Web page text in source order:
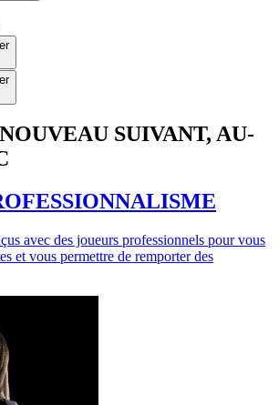
SUIVANT, AU-
avec des joueurs professionnels pour vous
et vous permettre de remporter des